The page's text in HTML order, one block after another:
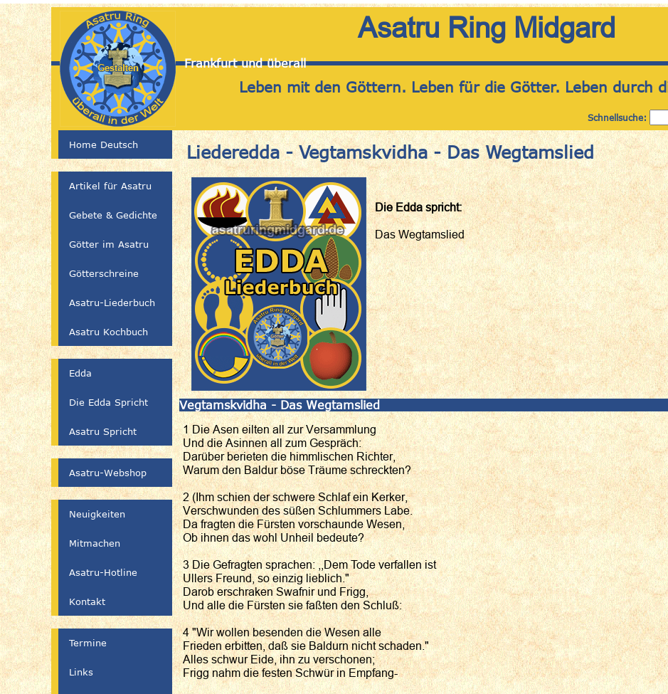
Asatru Ring Midgard
Frankfurt und überall
Leben mit den Göttern. Leben für die Götter. Leben durch
Schnellsuche:
Liederedda - Vegtamskvidha - Das Wegtamslied
Die Edda spricht:
Das Wegtamslied
Vegtamskvidha - Das Wegtamslied
1 Die Asen eilten all zur Versammlung
Und die Asinnen all zum Gespräch:
Darüber berieten die himmlischen Richter,
Warum den Baldur böse Träume schreckten?
2 (Ihm schien der schwere Schlaf ein Kerker,
Verschwunden des süßen Schlummers Labe.
Da fragten die Fürsten vorschaunde Wesen,
Ob ihnen das wohl Unheil bedeute?
3 Die Gefragten sprachen: ,,Dem Tode verfallen ist
Ullers Freund, so einzig lieblich."
Darob erschraken Swafnir und Frigg,
Und alle die Fürsten sie faßten den Schluß:
4 "Wir wollen besenden die Wesen alle
Frieden erbitten, daß sie Baldurn nicht schaden."
Alles schwur Eide, ihn zu verschonen;
Frigg nahm die festen Schwür in Empfang-
Home Deutsch
Artikel für Asatru
Gebete & Gedichte
Götter im Asatru
Götterschreine
Asatru-Liederbuch
Asatru Kochbuch
Edda
Die Edda Spricht
Asatru Spricht
Asatru-Webshop
Neuigkeiten
Mitmachen
Asatru-Hotline
Kontakt
Termine
Links